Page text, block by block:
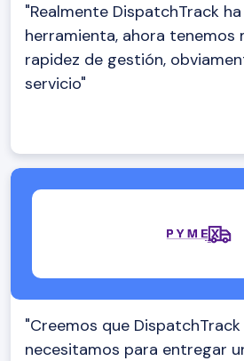
"Realmente DispatchTrack
herramienta, ahora tenemos
rapidez de gestión,
servicio"
"Creemos que
necesitamos para entregar